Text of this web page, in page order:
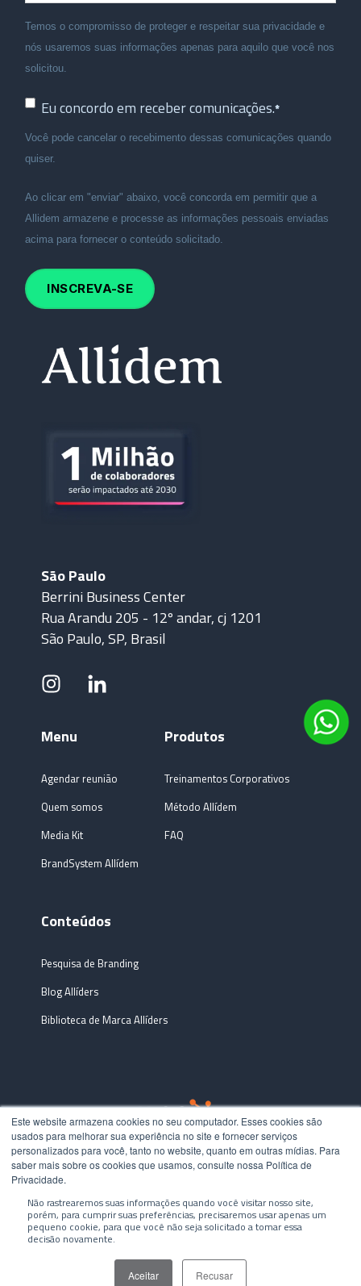
Este website armazena cookies no seu computador. Esses cookies são
usados ​​para melhorar sua experiência no site e fornecer serviços
personalizados para você, tanto no website, quanto em outras mídias. Para
saber mais sobre os cookies que usamos, consulte nossa Política de
Privacidade.
Não rastrearemos suas informações quando você visitar nosso site,
porém, para cumprir suas preferências, precisaremos usar apenas um
pequeno cookie, para que você não seja solicitado a tomar essa
decisão novamente.
Aceitar Recusar
Temos o compromisso de proteger e respeitar sua privacidade e
nós usaremos suas informações apenas para aquilo que você nos
solicitou.
Eu concordo em receber comunicações.*
Você pode cancelar o recebimento dessas comunicações quando
quiser.
Ao clicar em "enviar" abaixo, você concorda em permitir que a
Allidem armazene e processe as informações pessoais enviadas
acima para fornecer o conteúdo solicitado.
São Paulo
Berrini Business Center
Rua Arandu 205 - 12º andar, cj 1201
São Paulo, SP, Brasil
Menu
Agendar reunião
Quem somos
Media Kit
BrandSystem Allídem
Produtos
Treinamentos Corporativos
Método Allídem
FAQ
Conteúdos
Pesquisa de Branding
Blog Allíders
Biblioteca de Marca Allíders
© 2026 Todos os direitos reservados | Política de